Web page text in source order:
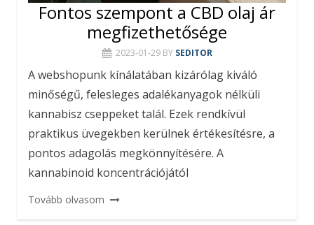
Fontos szempont a CBD olaj ár
megfizethetősége
2023-01-29 BY SEDITOR
A webshopunk kínálatában kizárólag kiváló
minőségű, felesleges adalékanyagok nélküli
kannabisz cseppeket talál. Ezek rendkívül
praktikus üvegekben kerülnek értékesítésre, a
pontos adagolás megkönnyítésére. A
kannabinoid koncentrációjától
Tovább olvasom